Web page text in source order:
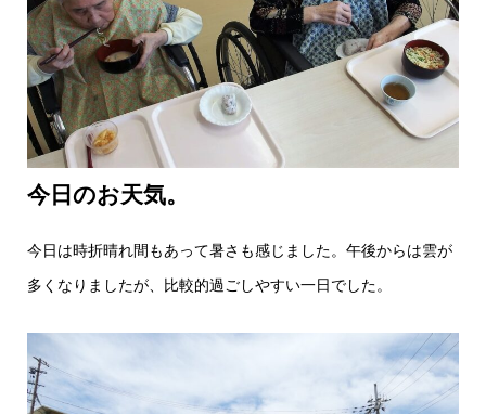
今日のお天気。
今日は時折晴れ間もあって暑さも感じました。午後からは雲が
多くなりましたが、比較的過ごしやすい一日でした。